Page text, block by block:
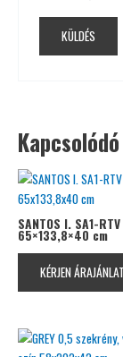
SANTOS I. SA1-
65×133,8×40 cm
KÉRJEN